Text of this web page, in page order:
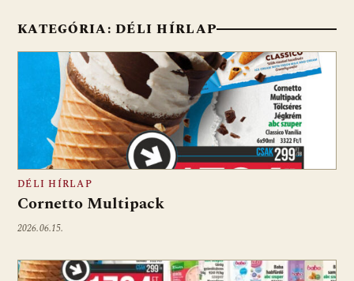
KATEGÓRIA:DÉLI HÍRLAP
DÉLI HÍRLAP
Cornetto Multipack
2026.06.15.